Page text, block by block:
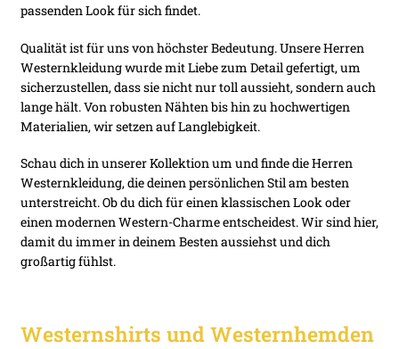
passenden Look für sich findet.
Qualität ist für uns von höchster Bedeutung. Unsere Herren
Westernkleidung wurde mit Liebe zum Detail gefertigt, um
sicherzustellen, dass sie nicht nur toll aussieht, sondern auch
lange hält. Von robusten Nähten bis hin zu hochwertigen
Materialien, wir setzen auf Langlebigkeit.
Schau dich in unserer Kollektion um und finde die Herren
Westernkleidung, die deinen persönlichen Stil am besten
unterstreicht. Ob du dich für einen klassischen Look oder
einen modernen Western-Charme entscheidest. Wir sind hier,
damit du immer in deinem Besten aussiehst und dich
großartig fühlst.
Westernshirts und Westernhemden